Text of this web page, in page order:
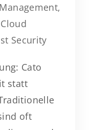
,
Security
Cato
statt
oft